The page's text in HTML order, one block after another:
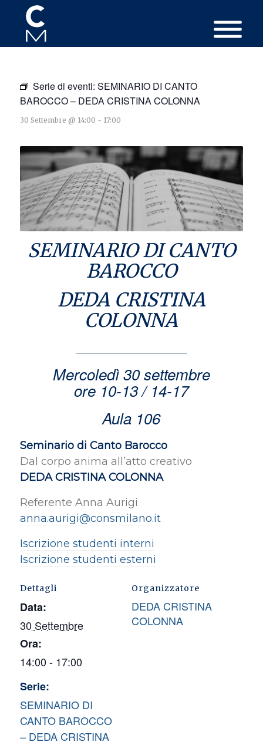
Serie di eventi: SEMINARIO DI CANTO
BAROCCO – DEDA CRISTINA COLONNA
30 Settembre @ 14:00 - 17:00
SEMINARIO DI CANTO
BAROCCO
DEDA CRISTINA
COLONNA
Mercoledì 30 settembre
ore 10-13 / 14-17
Aula 106
Seminario di Canto Barocco
Dal corpo anima all’atto creativo
DEDA CRISTINA COLONNA
Referente Anna Aurigi
anna.aurigi@consmilano.it
Iscrizione studenti interni
Iscrizione studenti esterni
Dettagli
Data:
30 Settembre
Ora:
14:00 - 17:00
Serie:
SEMINARIO DI
CANTO BAROCCO
– DEDA CRISTINA
Organizzatore
DEDA CRISTINA
COLONNA